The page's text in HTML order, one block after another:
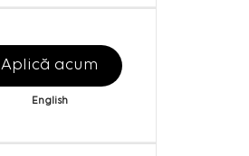
Aplică acum
English